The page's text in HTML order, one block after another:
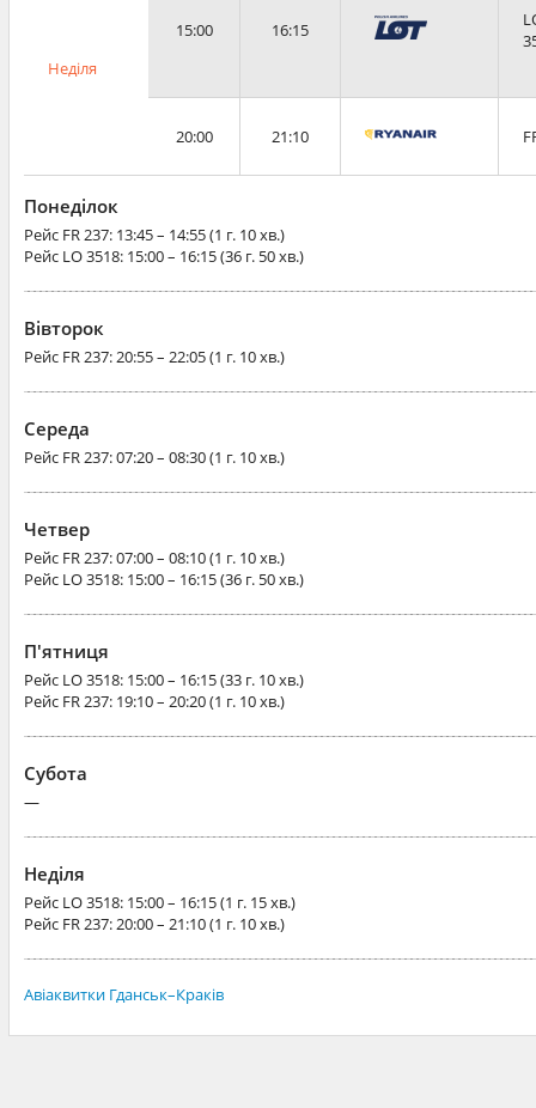
Неділя
15:00 16:15
20:00 21:10
Понеділок
Рейс FR 237: 13:45 – 14:55 (1 г. 10 хв.)
Рейс LO 3518: 15:00 – 16:15 (36 г. 50 хв.)
Вівторок
Рейс FR 237: 20:55 – 22:05 (1 г. 10 хв.)
Середа
Рейс FR 237: 07:20 – 08:30 (1 г. 10 хв.)
Четвер
Рейс FR 237: 07:00 – 08:10 (1 г. 10 хв.)
Рейс LO 3518: 15:00 – 16:15 (36 г. 50 хв.)
П'ятниця
Рейс LO 3518: 15:00 – 16:15 (33 г. 10 хв.)
Рейс FR 237: 19:10 – 20:20 (1 г. 10 хв.)
Субота
—
Неділя
Рейс LO 3518: 15:00 – 16:15 (1 г. 15 хв.)
Рейс FR 237: 20:00 – 21:10 (1 г. 10 хв.)
Авіаквитки Гданськ–Краків